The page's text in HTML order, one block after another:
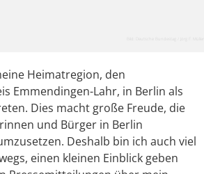
Heimatregion, den
Emmendingen-Lahr, in Berlin als
Dies macht große Freude, die
und Bürger in Berlin
Deshalb bin ich auch viel
einen kleinen Einblick geben